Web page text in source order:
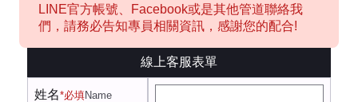
LINE官方帳號、Facebook或是其他管道聯絡我
們，請務必告知專員相關資訊，感謝您的配合!
線上客服表單
姓名*必填Name